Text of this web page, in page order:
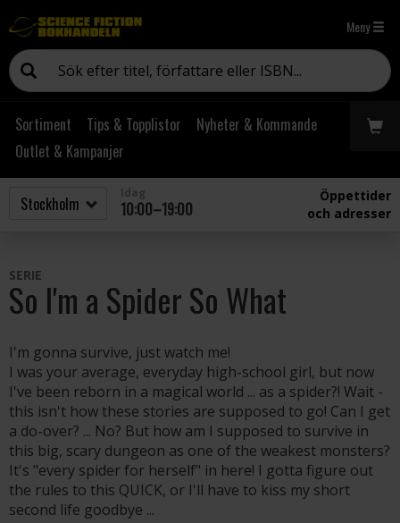
Meny
Sortiment Tips & Topplistor
Nyheter & Kommande
Outlet & Kampanjer
10:00–19:00
Öppettider
och adresser
SERIE
So I'm a Spider So What
I'm gonna survive, just watch me!
I was your average, everyday high-school girl, but now
I've been reborn in a magical world ... as a spider?! Wait -
this isn't how these stories are supposed to go! Can I get
a do-over? ... No? But how am I supposed to survive in
this big, scary dungeon as one of the weakest monsters?
It's "every spider for herself" in here! I gotta figure out
the rules to this QUICK, or I'll have to kiss my short
second life goodbye ...